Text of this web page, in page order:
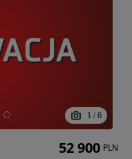
1 / 6
52 900 PLN